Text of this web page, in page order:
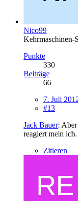
Nico99
Kehrmaschinen-
Punkte
330
Beiträge
66
7. Juli
#13
Jack Bauer:
reagiert mein ich.
Zitieren